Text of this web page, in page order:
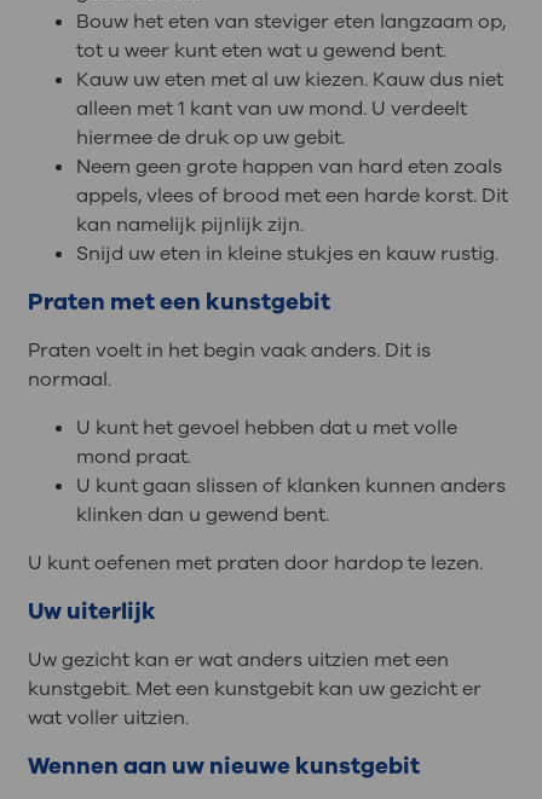
Bouw het eten van steviger eten langzaam op,
tot u weer kunt eten wat u gewend bent.
Kauw uw eten met al uw kiezen. Kauw dus niet
alleen met 1 kant van uw mond. U verdeelt
hiermee de druk op uw gebit.
Neem geen grote happen van hard eten zoals
appels, vlees of brood met een harde korst. Dit
kan namelijk pijnlijk zijn.
Snijd uw eten in kleine stukjes en kauw rustig.
Praten met een kunstgebit
Praten voelt in het begin vaak anders. Dit is
normaal.
U kunt het gevoel hebben dat u met volle
mond praat.
U kunt gaan slissen of klanken kunnen anders
klinken dan u gewend bent.
U kunt oefenen met praten door hardop te lezen.
Uw uiterlijk
Uw gezicht kan er wat anders uitzien met een
kunstgebit. Met een kunstgebit kan uw gezicht er
wat voller uitzien.
Wennen aan uw nieuwe kunstgebit